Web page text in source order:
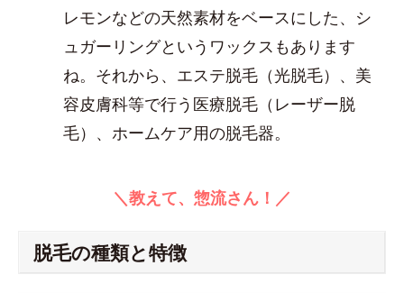
レモンなどの天然素材をベースにした、シ
ュガーリングというワックスもあります
ね。それから、エステ脱毛（光脱毛）、美
容皮膚科等で行う医療脱毛（レーザー脱
毛）、ホームケア用の脱毛器。
＼教えて、惣流さん！／
脱毛の種類と特徴